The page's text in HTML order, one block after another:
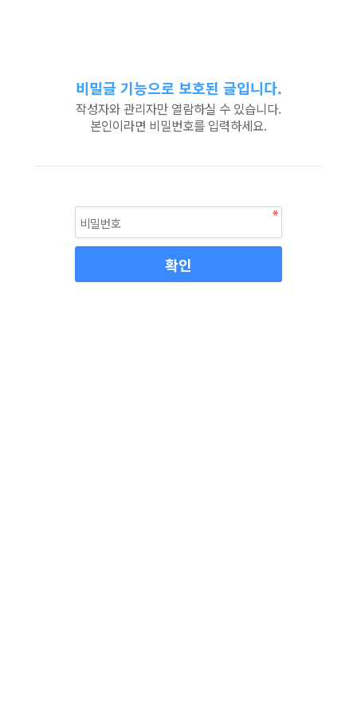
비밀글 기능으로 보호된 글입니다.
작성자와 관리자만 열람하실 수 있습니다.
본인이라면 비밀번호를 입력하세요.